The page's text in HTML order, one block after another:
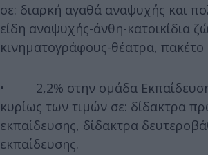
σε: διαρκή αγαθά αναψυχής και
είδη αναψυχής-άνθη-κατοικίδια
κινηματογράφους-θέατρα,
• 2,2% στην ομάδα
κυρίως των τιμών σε: δίδακτρα
εκπαίδευσης, δίδακτρα
εκπαίδευσης.